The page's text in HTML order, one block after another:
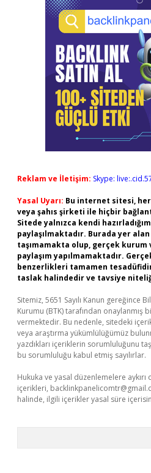
Reklam ve İletişim: Skype:
Yasal Uyarı: Bu internet sitesi,
veya şahıs şirketi ile hiçbir
Sitede yalnızca kendi
paylaşılmaktadır. Burada yer
taşımamakta olup, gerçek kurum
paylaşım yapılmamaktadır.
benzerlikleri tamamen
taslak halindedir ve tavsiye
Sitemiz, 5651 Sayılı Kanun gereğince
Kurumu (BTK) tarafından onaylanmış
vermektedir. Bu nedenle, sitedeki
veya araştırma yükümlülüğümüz
yazdıkları içeriklerin sorumluluğunu
bu sorumluluğu kabul etmiş sayılırlar.
Hukuka ve yasal düzenlemelere
içerikleri,
halinde, ilgili içerikler yasal süre